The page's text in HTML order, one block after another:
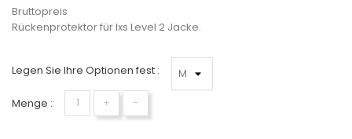
Bruttopreis
Rückenprotektor für Ixs Level 2 Jacke.
Legen Sie Ihre Optionen fest :
Menge : + −